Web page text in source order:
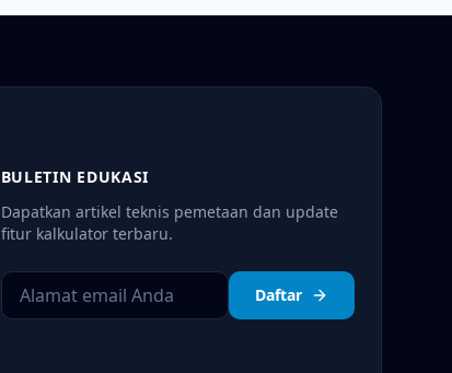
BULETIN EDUKASI
Dapatkan artikel teknis pemetaan dan update
fitur kalkulator terbaru.
Daftar